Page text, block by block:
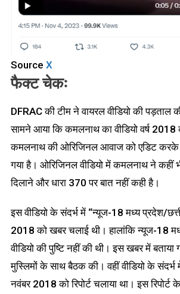
Source X
फैक्ट चेकः
DFRAC की टीम ने वायरल वीडियो की पड़ताल
सामने आया कि कमलनाथ का वीडियो वर्ष 2018
कमलनाथ की ओरिजिनल आवाज को एडिट
गया है। ओरिजिनल वीडियो में कमलनाथ ने कहीं
दिलाने और धारा 370 पर बात नहीं कही है।
इस वीडियो के संदर्भ में “न्यूज-18 मध्य प्रदेश/
2018 को खबर चलाई थी। हालांकि न्यूज-18
वीडियो की पुष्टि नहीं की थी। इस खबर में
मुस्लिमों के साथ बैठक की। वहीं वीडियो के संदर्भ
नवंबर 2018 को रिपोर्ट चलाया था। इस